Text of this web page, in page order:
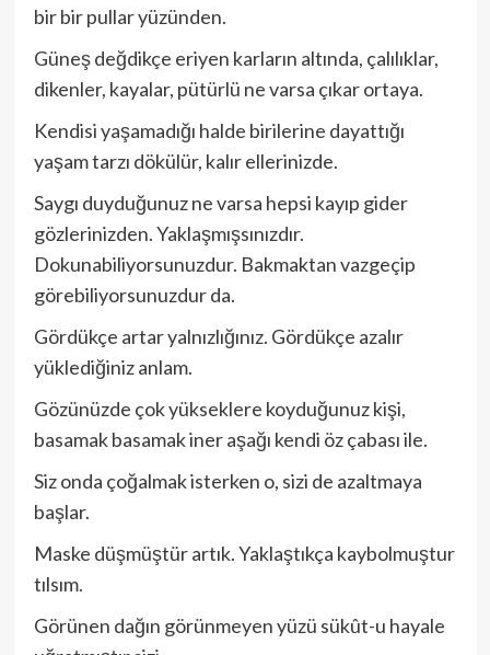
bir bir pullar yüzünden.
Güneş değdikçe eriyen karların altında, çalılıklar,
dikenler, kayalar, pütürlü ne varsa çıkar ortaya.
Kendisi yaşamadığı halde birilerine dayattığı
yaşam tarzı dökülür, kalır ellerinizde.
Saygı duyduğunuz ne varsa hepsi kayıp gider
gözlerinizden. Yaklaşmışsınızdır.
Dokunabiliyorsunuzdur. Bakmaktan vazgeçip
görebiliyorsunuzdur da.
Gördükçe artar yalnızlığınız. Gördükçe azalır
yüklediğiniz anlam.
Gözünüzde çok yükseklere koyduğunuz kişi,
basamak basamak iner aşağı kendi öz çabası ile.
Siz onda çoğalmak isterken o, sizi de azaltmaya
başlar.
Maske düşmüştür artık. Yaklaştıkça kaybolmuştur
tılsım.
Görünen dağın görünmeyen yüzü sükût-u hayale